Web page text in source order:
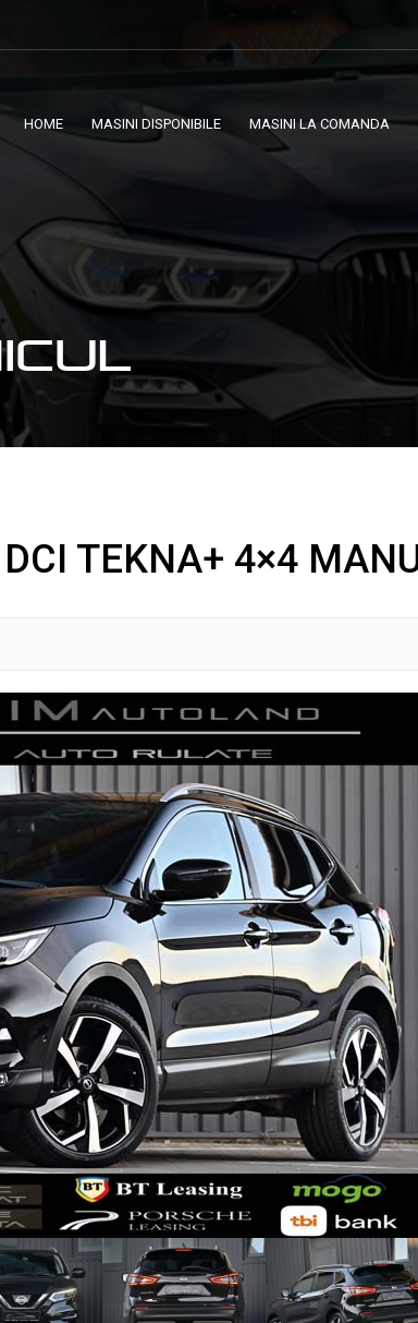
HOME MASINI DISPONIBILE MASINI LA COMANDA
TEKNA+ 4×4